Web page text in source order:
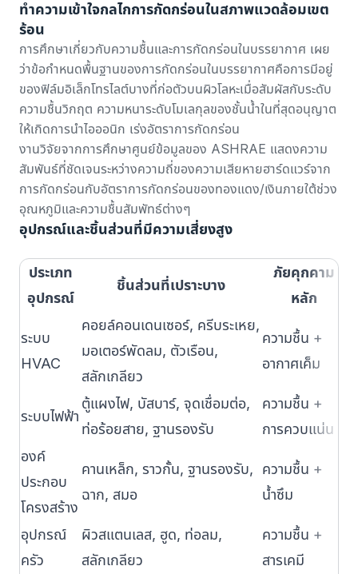
ทำความเข้าใจกลไกการกัดกร่อนในสภาพแวดล้อมเขต
ร้อน
การศึกษาเกี่ยวกับความชื้นและการกัดกร่อนในบรรยากาศ เผย
ว่าข้อกำหนดพื้นฐานของการกัดกร่อนในบรรยากาศคือการมีอยู่
ของฟิล์มอิเล็กโทรไลต์บางที่ก่อตัวบนผิวโลหะเมื่อสัมผัสกับระดับ
ความชื้นวิกฤต ความหนาระดับโมเลกุลของชั้นน้ำในที่สุดอนุญาต
ให้เกิดการนำไอออนิก เร่งอัตราการกัดกร่อน
งานวิจัยจากการศึกษาศูนย์ข้อมูลของ ASHRAE แสดงความ
สัมพันธ์ที่ชัดเจนระหว่างความถี่ของความเสียหายฮาร์ดแวร์จาก
การกัดกร่อนกับอัตราการกัดกร่อนของทองแดง/เงินภายใต้ช่วง
อุณหภูมิและความชื้นสัมพัทธ์ต่างๆ
อุปกรณ์และชิ้นส่วนที่มีความเสี่ยงสูง
ประเภท
อุปกรณ์
ชิ้นส่วนที่เปราะบาง
ภัยคุกคาม
หลัก
ระบบ
HVAC
คอยล์คอนเดนเซอร์, ครีบระเหย,
มอเตอร์พัดลม, ตัวเรือน,
สลักเกลียว
ความชื้น +
อากาศเค็ม
ระบบไฟฟ้า
ตู้แผงไฟ, บัสบาร์, จุดเชื่อมต่อ,
ท่อร้อยสาย, ฐานรองรับ
ความชื้น +
การควบแน่น
องค์
ประกอบ
โครงสร้าง
คานเหล็ก, ราวกั้น, ฐานรองรับ,
ฉาก, สมอ
ความชื้น +
น้ำซึม
อุปกรณ์
ครัว
ผิวสแตนเลส, ฮูด, ท่อลม,
สลักเกลียว
ความชื้น +
สารเคมี